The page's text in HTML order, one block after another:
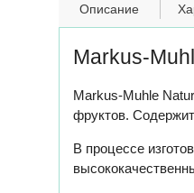
Описание
Markus-
Markus-Muhle
фруктов.
В процессе